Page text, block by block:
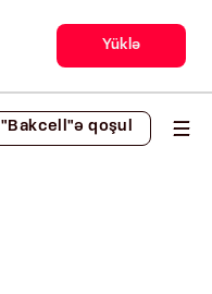
Yüklə
"Bakcell"ə qoşul